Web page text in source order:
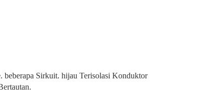
Sirkuit. hijau Terisolasi Konduktor